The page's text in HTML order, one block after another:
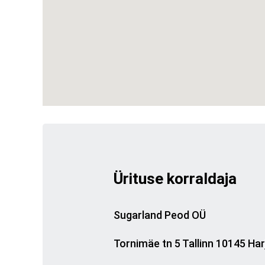
Ürituse korraldaja
Sugarland Peod OÜ
Tornimäe tn 5 Tallinn 10145